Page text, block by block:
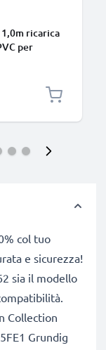
1,0m ricarica
per
col tuo
e sicurezza!
sia il modello
Collection
Grundig